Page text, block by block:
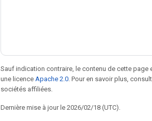
Sauf indication contraire, le contenu de cette page
une licence Apache 2.0 . Pour en savoir plus,
sociétés affiliées.
Dernière mise à jour le 2026/02/18 (UTC).